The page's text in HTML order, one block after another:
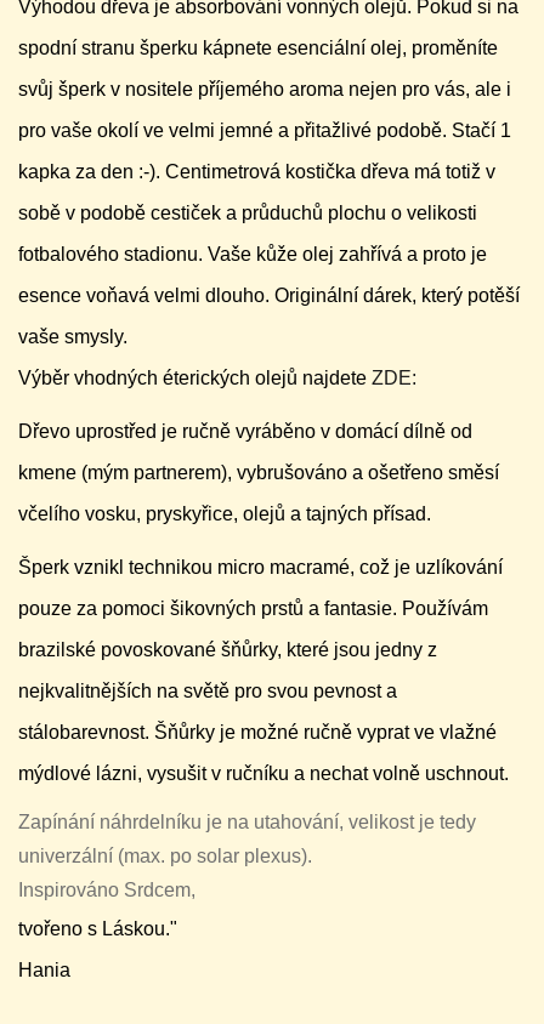
Výhodou dřeva je absorbování vonných olejů. Pokud si na
spodní stranu šperku kápnete esenciální olej, proměníte
svůj šperk v nositele příjemého aroma nejen pro vás, ale i
pro vaše okolí ve velmi jemné a přitažlivé podobě. Stačí 1
kapka za den :-). Centimetrová kostička dřeva má totiž v
sobě v podobě cestiček a průduchů plochu o velikosti
fotbalového stadionu. Vaše kůže olej zahřívá a proto je
esence voňavá velmi dlouho. Originální dárek, který potěší
vaše smysly.
Výběr vhodných éterických olejů najdete ZDE:
Dřevo uprostřed je ručně vyráběno v domácí dílně od
kmene (mým partnerem), vybrušováno a ošetřeno směsí
včelího vosku, pryskyřice, olejů a tajných přísad.
Šperk vznikl technikou micro macramé, což je uzlíkování
pouze za pomoci šikovných prstů a fantasie. Používám
brazilské povoskované šňůrky, které jsou jedny z
nejkvalitnějších na světě pro svou pevnost a
stálobarevnost. Šňůrky je možné ručně vyprat ve vlažné
mýdlové lázni, vysušit v ručníku a nechat volně uschnout.
Zapínání náhrdelníku je na utahování, velikost je tedy
univerzální (max. po solar plexus).
Inspirováno Srdcem,
tvořeno s Láskou."
Hania